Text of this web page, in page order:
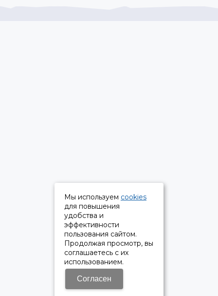
Мы используем cookies
для повышения
удобства и
эффективности
пользования сайтом.
Продолжая просмотр, вы
соглашаетесь с их
использованием.
Согласен